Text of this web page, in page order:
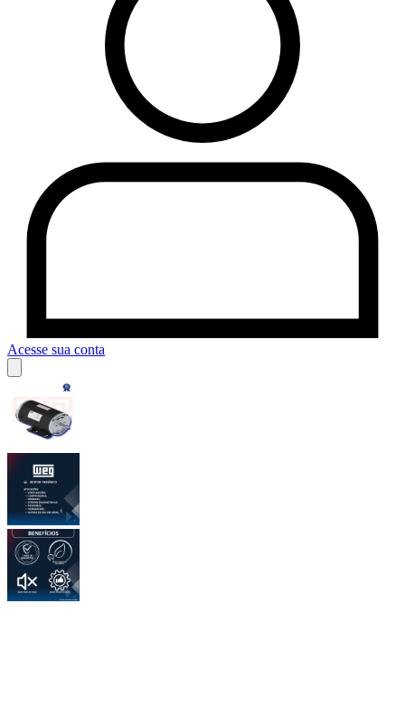
Acesse sua conta